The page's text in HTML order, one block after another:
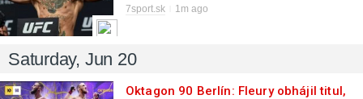
7sport.sk 1m ago
Saturday, Jun 20
Oktagon 90 Berlín: Fleury obhájil titul,